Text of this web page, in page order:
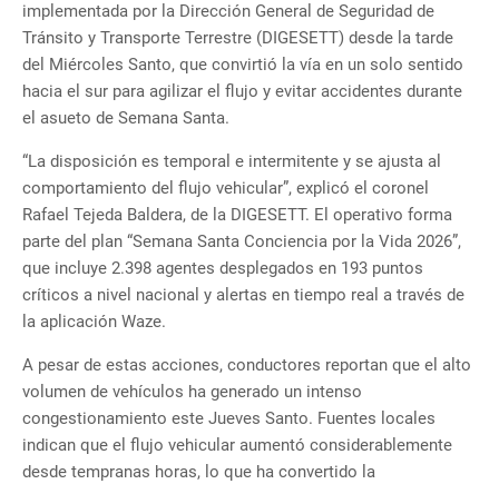
implementada por la Dirección General de Seguridad de
Tránsito y Transporte Terrestre (DIGESETT) desde la tarde
del Miércoles Santo, que convirtió la vía en un solo sentido
hacia el sur para agilizar el flujo y evitar accidentes durante
el asueto de Semana Santa.
“La disposición es temporal e intermitente y se ajusta al
comportamiento del flujo vehicular”, explicó el coronel
Rafael Tejeda Baldera, de la DIGESETT. El operativo forma
parte del plan “Semana Santa Conciencia por la Vida 2026”,
que incluye 2.398 agentes desplegados en 193 puntos
críticos a nivel nacional y alertas en tiempo real a través de
la aplicación Waze.
A pesar de estas acciones, conductores reportan que el alto
volumen de vehículos ha generado un intenso
congestionamiento este Jueves Santo. Fuentes locales
indican que el flujo vehicular aumentó considerablemente
desde tempranas horas, lo que ha convertido la